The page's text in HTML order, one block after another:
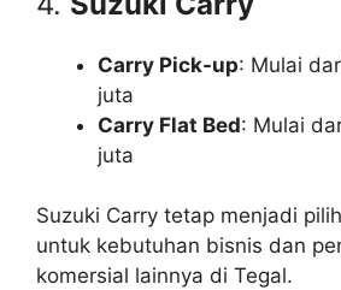
Carry Pick-up: Mulai
juta
Carry Flat Bed: Mulai
juta
Suzuki Carry tetap menjadi
untuk kebutuhan bisnis dan
komersial lainnya di Tegal.